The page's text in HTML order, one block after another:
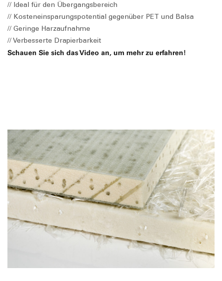
// Ideal für den Übergangsbereich
// Kosteneinsparungspotential gegenüber PET und Balsa
// Geringe Harzaufnahme
// Verbesserte Drapierbarkeit
Schauen Sie sich das Video an, um mehr zu erfahren!